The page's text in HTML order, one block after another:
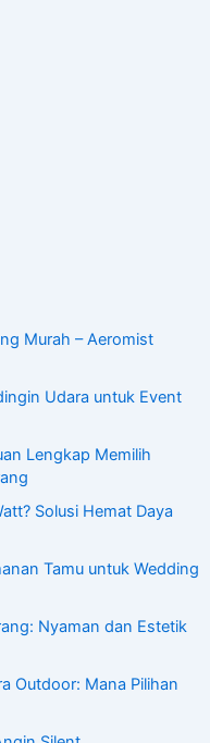
Murah – Aeromist
Udara untuk Event
Lengkap Memilih
Solusi Hemat Daya
Tamu untuk Wedding
Nyaman dan Estetik
Outdoor: Mana Pilihan